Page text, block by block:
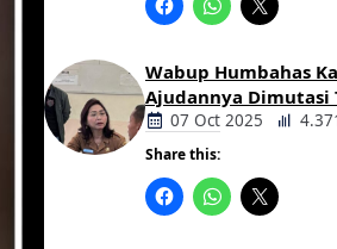
Wabup Humbahas
Ajudannya Dimutasi
tiba Tanpa Alasan
Bupati
07 Oct 2025
Share this: